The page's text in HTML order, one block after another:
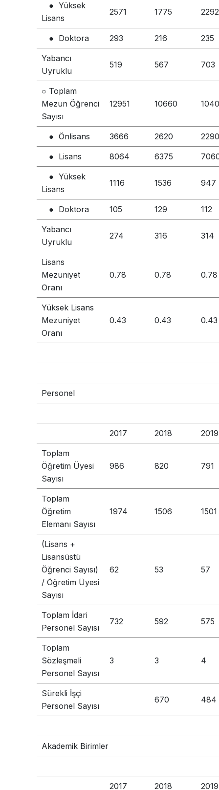
● Yüksek
Lisans
2571 1775 2292
● Doktora 293 216 235
Yabancı
Uyruklu
519 567 703
○ Toplam
Mezun Öğrenci
Sayısı
12951 10660
● Önlisans 3666 2620 2290
● Lisans 8064 6375
● Yüksek
Lisans
1116 1536 947
● Doktora 105 129 112
Yabancı
Uyruklu
274 316 314
Lisans
Mezuniyet
Oranı
0.78 0.78 0.78
Yüksek Lisans
Mezuniyet
Oranı
0.43 0.43 0.43
Personel
2017 2018 2019
Toplam
Öğretim Üyesi
Sayısı
986 820 791
Toplam
Öğretim
Elemanı Sayısı
1974 1506 1501
(Lisans +
Lisansüstü
Öğrenci Sayısı)
/ Öğretim Üyesi
Sayısı
62 53 57
Toplam İdari
Personel Sayısı
732 592 575
Toplam
Sözleşmeli
Personel Sayısı
3 3 4
Sürekli İşçi
Personel Sayısı
670 484
Akademik Birimler
2017 2018 2019